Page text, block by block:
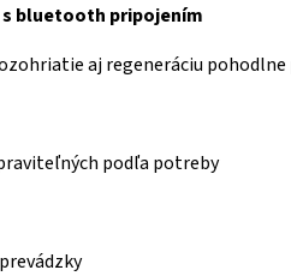
bluetooth pripojením
aj regeneráciu
podľa potreby